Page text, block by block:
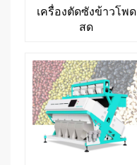
เครื่องตัดซังข้าวโพด
สด